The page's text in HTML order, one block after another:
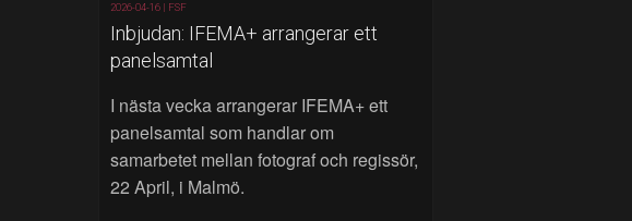
2026-04-16 | FSF
Inbjudan: IFEMA+ arrangerar ett
panelsamtal
I nästa vecka arrangerar IFEMA+ ett
panelsamtal som handlar om
samarbetet mellan fotograf och regissör,
22 April, i Malmö.